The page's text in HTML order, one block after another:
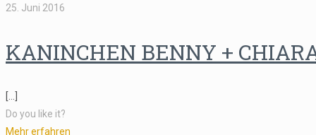
25. Juni 2016
KANINCHEN BENNY +
[…]
Do you like it?
Mehr erfahren